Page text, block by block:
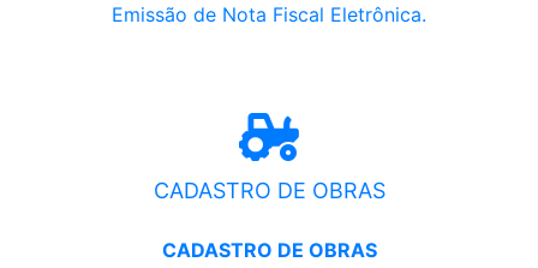
Emissão de Nota Fiscal Eletrônica.
CADASTRO DE OBRAS
CADASTRO DE OBRAS